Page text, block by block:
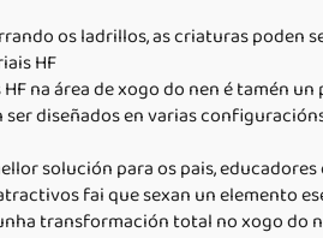
os ladrillos, as criaturas
HF
na área de xogo do nen é tamén
ser diseñados en varias
solución para os pais,
fai que sexan un elemento
transformación total no xogo do